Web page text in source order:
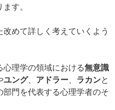
す。
めて詳しく考えていくよう
心理学の領域における無意識
ユング、 アドラー、 ラカンと
門を代表する心理学者のそ